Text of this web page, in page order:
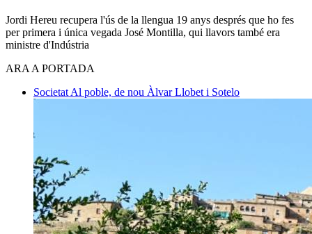
Jordi Hereu recupera l'ús de la llengua 19 anys després que ho fes
per primera i única vegada José Montilla, qui llavors també era
ministre d'Indústria
ARA A PORTADA
Societat Al poble, de nou Àlvar Llobet i Sotelo